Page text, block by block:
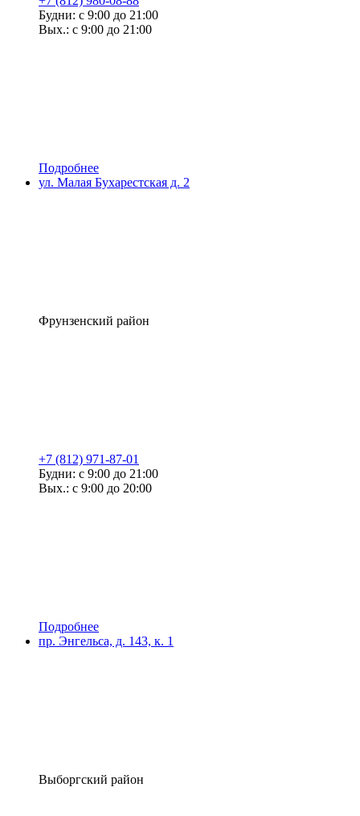
Будни: с 9:00 до 21:00
Вых.: с 9:00 до 21:00
Подробнее
ул. Малая Бухарестская д. 2
Фрунзенский район
+7 (812) 971-87-01
Будни: с 9:00 до 21:00
Вых.: с 9:00 до 20:00
Подробнее
пр. Энгельса, д. 143, к. 1
Выборгский район